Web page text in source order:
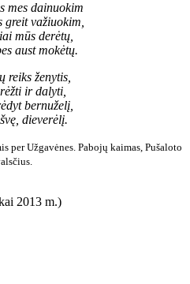
mes dainuokim
greit važiuokim,
mūs derėtų,
aust mokėtų.
reiks ženytis,
ir dalyti,
bernuželį,
dieverėlį.
per Užgavėnes. Pabojų kaimas, Pušaloto